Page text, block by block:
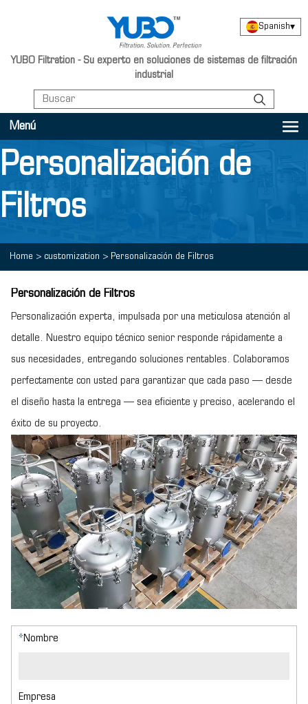
YUBO Filtration - Su experto en soluciones de sistemas de filtración
industrial
Spanish▾
Menú
Personalización de
Filtros
Home > customization > Personalización de Filtros
Personalización de Filtros
Personalización experta, impulsada por una meticulosa atención al
detalle. Nuestro equipo técnico senior responde rápidamente a
sus necesidades, entregando soluciones rentables. Colaboramos
perfectamente con usted para garantizar que cada paso — desde
el diseño hasta la entrega — sea eficiente y preciso, acelerando el
éxito de su proyecto.
*Nombre
Empresa